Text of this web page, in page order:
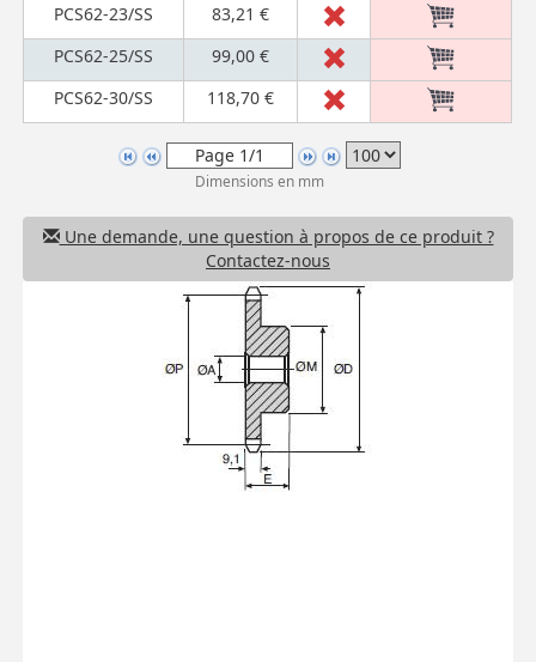
PCS62-23/SS
83,21 €
PCS62-25/SS
99,00 €
PCS62-30/SS
118,70 €
Dimensions en mm
Une demande, une question à propos de ce produit ?
Contactez-nous